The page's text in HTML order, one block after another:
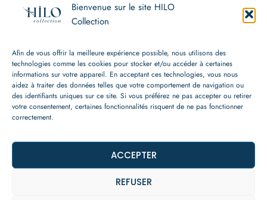
Bienvenue sur le site HILO
Collection
Afin de vous offrir la meilleure expérience possible, nous utilisons des
technologies comme les cookies pour stocker et/ou accéder à certaines
informations sur votre appareil. En acceptant ces technologies, vous nous
aidez à traiter des données telles que votre comportement de navigation ou
des identifiants uniques sur ce site. Si vous préférez ne pas accepter ou retirer
votre consentement, certaines fonctionnalités risquent de ne pas fonctionner
correctement.
ACCEPTER
REFUSER
HILO Collection
Mentions légales
Contact
+33 (0) 7 80 91 94 95
hello@hilo-collection.com